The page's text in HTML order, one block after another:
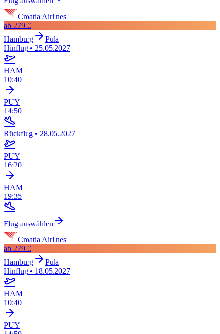
Croatia Airlines
ab 279 €
Hamburg
Pula
Hinflug • 25.05.2027
HAM
10:40
PUY
14:50
Rückflug • 28.05.2027
PUY
16:20
HAM
19:35
Flug auswählen
Croatia Airlines
ab 279 €
Hamburg
Pula
Hinflug • 18.05.2027
HAM
10:40
PUY